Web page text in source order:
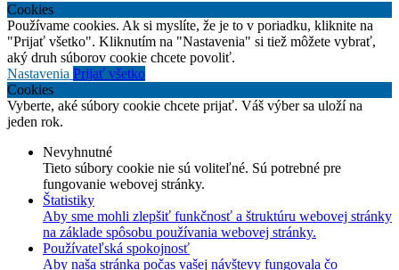
Cookies
Používame cookies. Ak si myslíte, že je to v poriadku, kliknite na
"Prijať všetko". Kliknutím na "Nastavenia" si tiež môžete vybrať,
aký druh súborov cookie chcete povoliť.
Nastavenia Prijať všetko
Cookies
Vyberte, aké súbory cookie chcete prijať. Váš výber sa uloží na
jeden rok.
Nevyhnutné
Tieto súbory cookie nie sú voliteľné. Sú potrebné pre
fungovanie webovej stránky.
Štatistiky
Aby sme mohli zlepšiť funkčnosť a štruktúru webovej stránky
na základe spôsobu používania webovej stránky.
Používateľská spokojnosť
Aby naša stránka počas vašej návštevy fungovala čo